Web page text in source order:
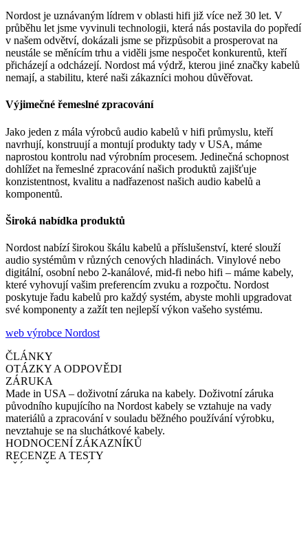
Nordost je uznávaným lídrem v oblasti hifi již více než 30 let. V
průběhu let jsme vyvinuli technologii, která nás postavila do popředí
v našem odvětví, dokázali jsme se přizpůsobit a prosperovat na
neustále se měnícím trhu a viděli jsme nespočet konkurentů, kteří
přicházejí a odcházejí. Nordost má výdrž, kterou jiné značky kabelů
nemají, a stabilitu, které naši zákazníci mohou důvěřovat.
Výjimečné řemeslné zpracování
Jako jeden z mála výrobců audio kabelů v hifi průmyslu, kteří
navrhují, konstruují a montují produkty tady v USA, máme
naprostou kontrolu nad výrobním procesem. Jedinečná schopnost
dohlížet na řemeslné zpracování našich produktů zajišťuje
konzistentnost, kvalitu a nadřazenost našich audio kabelů a
komponentů.
Široká nabídka produktů
Nordost nabízí širokou škálu kabelů a příslušenství, které slouží
audio systémům v různých cenových hladinách. Vinylové nebo
digitální, osobní nebo 2-kanálové, mid-fi nebo hifi – máme kabely,
které vyhovují vašim preferencím zvuku a rozpočtu. Nordost
poskytuje řadu kabelů pro každý systém, abyste mohli upgradovat
své komponenty a zažít ten nejlepší výkon vašeho systému.
web výrobce Nordost
ČLÁNKY
OTÁZKY A ODPOVĚDI
ZÁRUKA
Made in USA – doživotní záruka na kabely. Doživotní záruka
původního kupujícího na Nordost kabely se vztahuje na vady
materiálů a zpracování v souladu běžného používání výrobku,
nevztahuje se na sluchátkové kabely.
HODNOCENÍ ZÁKAZNÍKŮ
RECENZE A TESTY